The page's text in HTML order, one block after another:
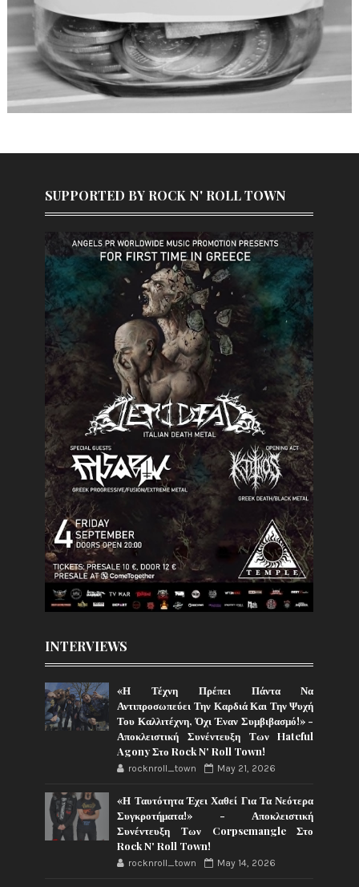
SUPPORTED BY ROCK N' ROLL TOWN
INTERVIEWS
«Η Τέχνη Πρέπει Πάντα Να
Αντιπροσωπεύει Την Καρδιά Και Την Ψυχή
Του Καλλιτέχνη, Όχι Έναν Συμβιβασμό!» -
Αποκλειστική Συνέντευξη Των Hateful
Agony Στο Rock N' Roll Town!
rocknroll_town May 21, 2026
«Η Ταυτότητα Έχει Χαθεί Για Τα Νεότερα
Συγκροτήματα!» - Αποκλειστική
Συνέντευξη Των Corpsemangle Στο
Rock N' Roll Town!
rocknroll_town May 14, 2026